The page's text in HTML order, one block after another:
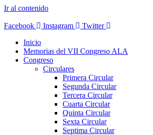
Ir al contenido
Facebook Instagram
Twitter
Inicio
Memorias del VII Congreso ALA
Congreso
Circulares
Primera Circular
Segunda Circular
Tercera Circular
Cuarta Circular
Quinta Circular
Sexta Circular
Septima Circular